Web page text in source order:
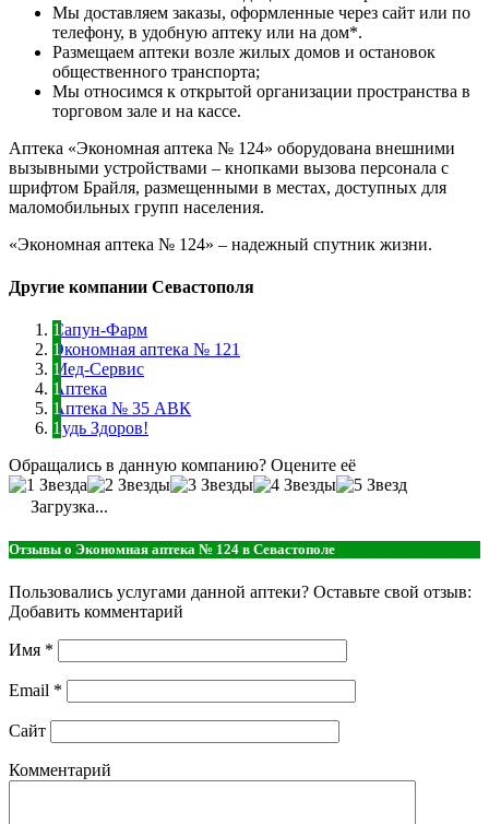
Мы доставляем заказы, оформленные через сайт или по
телефону, в удобную аптеку или на дом*.
Размещаем аптеки возле жилых домов и остановок
общественного транспорта;
Мы относимся к открытой организации пространства в
торговом зале и на кассе.
Аптека «Экономная аптека № 124» оборудована внешними
вызывными устройствами – кнопками вызова персонала с
шрифтом Брайля, размещенными в местах, доступных для
маломобильных групп населения.
«Экономная аптека № 124» – надежный спутник жизни.
Другие компании Севастополя
Сапун-Фарм
Экономная аптека № 121
Мед-Сервис
Аптека
Аптека № 35 АВК
Будь Здоров!
Обращались в данную компанию? Оцените её
Загрузка...
Отзывы о Экономная аптека № 124 в Севастополе
Пользовались услугами данной аптеки? Оставьте свой отзыв:
Добавить комментарий
Имя *
Email *
Сайт
Комментарий